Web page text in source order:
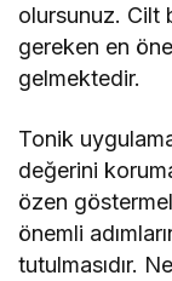
olursunuz. Cilt
gereken en
gelmektedir.
Tonik
değerini
özen
önemli
tutulmasıdır.